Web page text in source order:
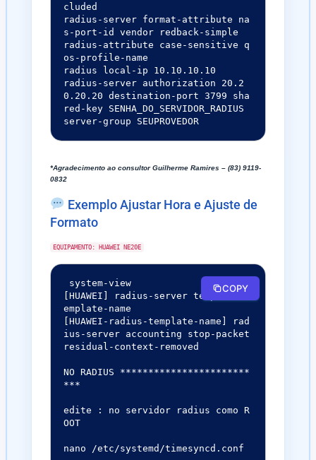
cluded
radius-server format-attribute na
s-port-id vendor redback-simple
radius-attribute case-sensitive q
os-profile-name
radius local-ip 10.10.10.10
radius-server authorization 20.2
0.20.20 destination-port 3799 sha
red-key SENHA_DO_SERVIDOR_RADIUS
server-group SEUPROVEDOR
*Agradecimento ao consultor Guilherme Ramires – (83) 9119-
0832
Exemplo Ajustar Hora e Ajuste de
Formato
EQUIPAMENTO: HUAWEI NE20E
[HUAWEI] radius-server template t
emplate-name
[HUAWEI-radius-template-name] rad
ius-server accounting stop-packet
residual-context-removed
NO RADIUS ***********************
***
edite : no servidor radius como R
OOT
nano /etc/systemd/timesyncd.conf
COPY